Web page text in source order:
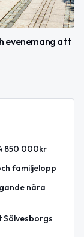
evenemang att
850 000kr
familjelopp
nära
Sölvesborgs